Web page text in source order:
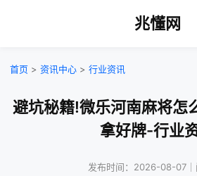
兆懂网
首页 > 资讯中心 > 行业资讯
避坑秘籍!微乐河南麻将怎
拿好牌-行业
发布时间：2026-08-07｜